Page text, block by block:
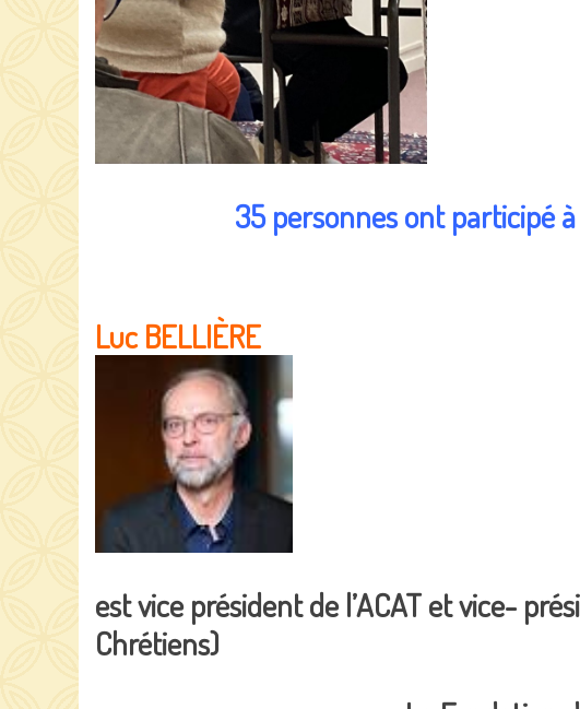
35 personnes ont participé
Luc BELLIÈRE
est vice président de l’ACAT et vice-
Chrétiens)